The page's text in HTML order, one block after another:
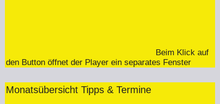
Beim Klick auf
den Button öffnet der Player ein separates Fenster
Monatsübersicht Tipps & Termine